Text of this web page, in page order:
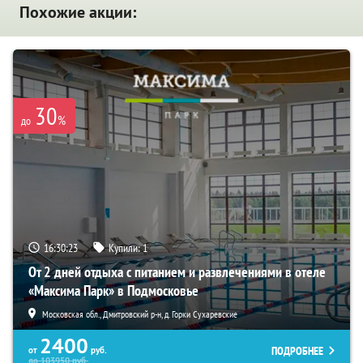
Похожие акции:
до 30%
16:30:22 Купили:1
От 2 дней отдыха с питанием и развлечениями в отеле
«Максима Парк» в Подмосковье
Московская обл., Дмитровский р-н, д. Горки Сухаревские
от 2400 руб.
ПОДРОБНЕЕ